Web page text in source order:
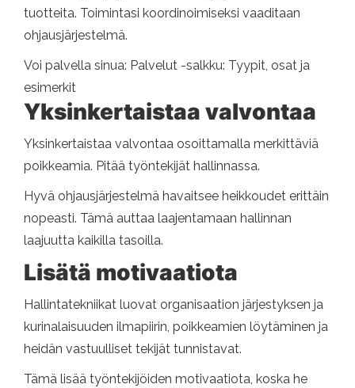
tuotteita. Toimintasi koordinoimiseksi vaaditaan
ohjausjärjestelmä.
Voi palvella sinua: Palvelut -salkku: Tyypit, osat ja
esimerkit
Yksinkertaistaa valvontaa
Yksinkertaistaa valvontaa osoittamalla merkittäviä
poikkeamia. Pitää työntekijät hallinnassa.
Hyvä ohjausjärjestelmä havaitsee heikkoudet erittäin
nopeasti. Tämä auttaa laajentamaan hallinnan
laajuutta kaikilla tasoilla.
Lisätä motivaatiota
Hallintatekniikat luovat organisaation järjestyksen ja
kurinalaisuuden ilmapiirin, poikkeamien löytäminen ja
heidän vastuulliset tekijät tunnistavat.
Tämä lisää työntekijöiden motivaatiota, koska he